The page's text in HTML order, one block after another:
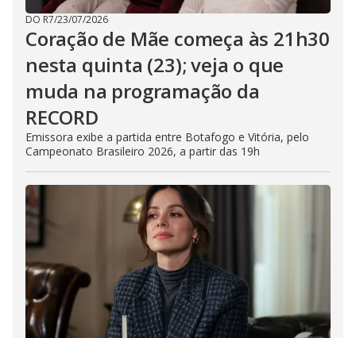
DO R7/23/07/2026
Coração de Mãe começa às 21h30
nesta quinta (23); veja o que
muda na programação da
RECORD
Emissora exibe a partida entre Botafogo e Vitória, pelo
Campeonato Brasileiro 2026, a partir das 19h